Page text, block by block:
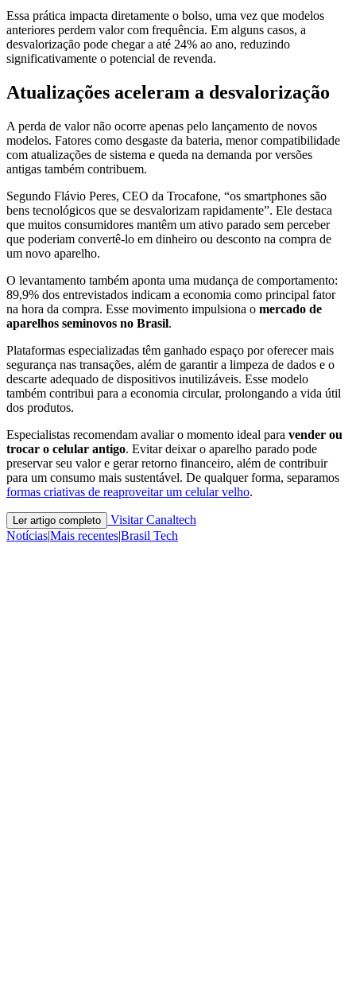
Essa prática impacta diretamente o bolso, uma vez que modelos
anteriores perdem valor com frequência. Em alguns casos, a
desvalorização pode chegar a até 24% ao ano, reduzindo
significativamente o potencial de revenda.
Atualizações aceleram a desvalorização
A perda de valor não ocorre apenas pelo lançamento de novos
modelos. Fatores como desgaste da bateria, menor compatibilidade
com atualizações de sistema e queda na demanda por versões
antigas também contribuem.
Segundo Flávio Peres, CEO da Trocafone, “os smartphones são
bens tecnológicos que se desvalorizam rapidamente”. Ele destaca
que muitos consumidores mantêm um ativo parado sem perceber
que poderiam convertê-lo em dinheiro ou desconto na compra de
um novo aparelho.
O levantamento também aponta uma mudança de comportamento:
89,9% dos entrevistados indicam a economia como principal fator
na hora da compra. Esse movimento impulsiona o mercado de
aparelhos seminovos no Brasil.
Plataformas especializadas têm ganhado espaço por oferecer mais
segurança nas transações, além de garantir a limpeza de dados e o
descarte adequado de dispositivos inutilizáveis. Esse modelo
também contribui para a economia circular, prolongando a vida útil
dos produtos.
Especialistas recomendam avaliar o momento ideal para vender ou
trocar o celular antigo. Evitar deixar o aparelho parado pode
preservar seu valor e gerar retorno financeiro, além de contribuir
para um consumo mais sustentável. De qualquer forma, separamos
formas criativas de reaproveitar um celular velho.
Ler artigo completo
Visitar Canaltech
Notícias|Mais recentes|Brasil Tech